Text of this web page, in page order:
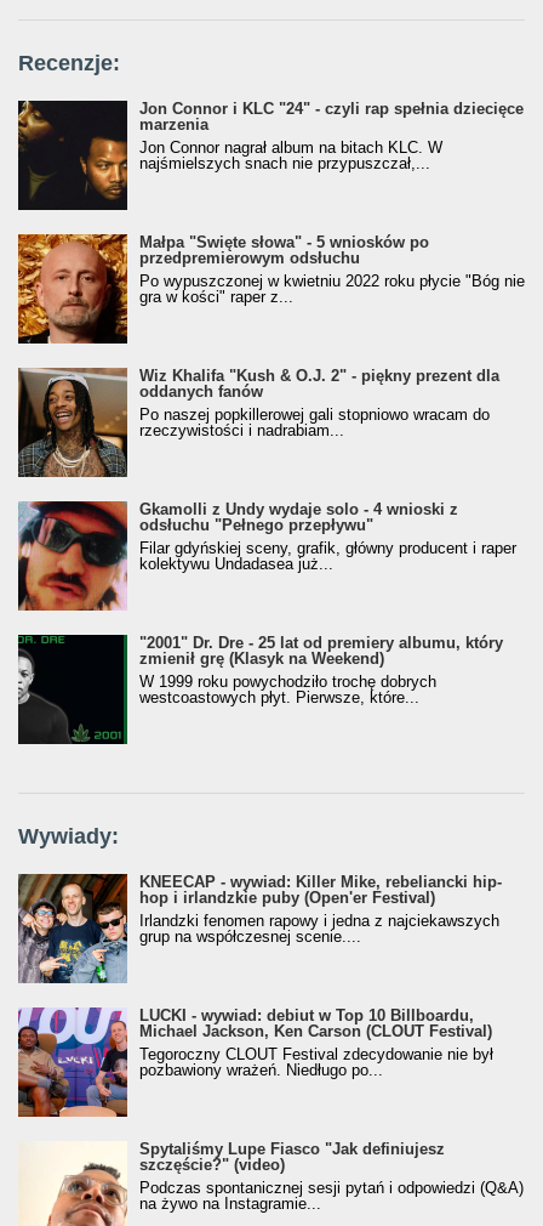
Recenzje:
Jon Connor i KLC "24" - czyli rap spełnia dziecięce
marzenia
Jon Connor nagrał album na bitach KLC. W
najśmielszych snach nie przypuszczał,...
Małpa "Święte słowa" - 5 wniosków po
przedpremierowym odsłuchu
Po wypuszczonej w kwietniu 2022 roku płycie "Bóg nie
gra w kości" raper z...
Wiz Khalifa "Kush & O.J. 2" - piękny prezent dla
oddanych fanów
Po naszej popkillerowej gali stopniowo wracam do
rzeczywistości i nadrabiam...
Gkamolli z Undy wydaje solo - 4 wnioski z
odsłuchu "Pełnego przepływu"
Filar gdyńskiej sceny, grafik, główny producent i raper
kolektywu Undadasea już...
"2001" Dr. Dre - 25 lat od premiery albumu, który
zmienił grę (Klasyk na Weekend)
W 1999 roku powychodziło trochę dobrych
westcoastowych płyt. Pierwsze, które...
Wywiady:
KNEECAP - wywiad: Killer Mike, rebeliancki hip-
hop i irlandzkie puby (Open'er Festival)
Irlandzki fenomen rapowy i jedna z najciekawszych
grup na współczesnej scenie....
LUCKI - wywiad: debiut w Top 10 Billboardu,
Michael Jackson, Ken Carson (CLOUT Festival)
Tegoroczny CLOUT Festival zdecydowanie nie był
pozbawiony wrażeń. Niedługo po...
Spytaliśmy Lupe Fiasco "Jak definiujesz
szczęście?" (video)
Podczas spontanicznej sesji pytań i odpowiedzi (Q&A)
na żywo na Instagramie...